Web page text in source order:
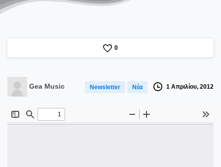
0
Gea Music Newsletter Νέα 1 Απριλίου, 2012